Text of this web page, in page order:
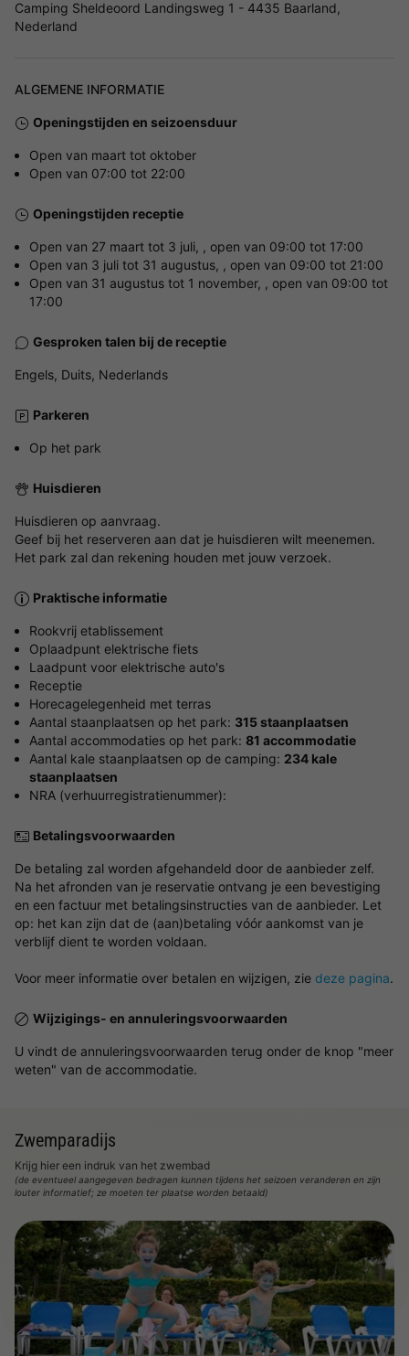
Camping Sheldeoord Landingsweg 1 - 4435 Baarland,
Nederland
ALGEMENE INFORMATIE
Openingstijden en seizoensduur
Open van maart tot oktober
Open van 07:00 tot 22:00
Openingstijden receptie
Open van 27 maart tot 3 juli, , open van 09:00 tot 17:00
Open van 3 juli tot 31 augustus, , open van 09:00 tot 21:00
Open van 31 augustus tot 1 november, , open van 09:00 tot
17:00
Gesproken talen bij de receptie
Engels, Duits, Nederlands
Parkeren
Op het park
Huisdieren
Huisdieren op aanvraag.
Geef bij het reserveren aan dat je huisdieren wilt meenemen.
Het park zal dan rekening houden met jouw verzoek.
Praktische informatie
Rookvrij etablissement
Oplaadpunt elektrische fiets
Laadpunt voor elektrische auto's
Receptie
Horecagelegenheid met terras
Aantal staanplaatsen op het park: 315 staanplaatsen
Aantal accommodaties op het park: 81 accommodatie
Aantal kale staanplaatsen op de camping: 234 kale
staanplaatsen
NRA (verhuurregistratienummer):
Betalingsvoorwaarden
De betaling zal worden afgehandeld door de aanbieder zelf.
Na het afronden van je reservatie ontvang je een bevestiging
en een factuur met betalingsinstructies van de aanbieder. Let
op: het kan zijn dat de (aan)betaling vóór aankomst van je
verblijf dient te worden voldaan.
Voor meer informatie over betalen en wijzigen, zie deze pagina.
Wijzigings- en annuleringsvoorwaarden
U vindt de annuleringsvoorwaarden terug onder de knop "meer
weten" van de accommodatie.
Zwemparadijs
Krijg hier een indruk van het zwembad
(de eventueel aangegeven bedragen kunnen tijdens het seizoen veranderen en zijn
louter informatief; ze moeten ter plaatse worden betaald)